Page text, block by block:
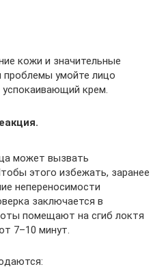
кожи и значительные
проблемы умойте лицо
успокаивающий крем.
может вызвать
этого избежать, заранее
непереносимости
заключается в
помещают на сгиб локтя
7–10 минут.